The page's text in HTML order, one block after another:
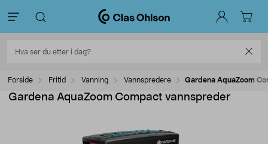
Forside Fritid Vanning Vannspredere Gardena AquaZoom
Gardena AquaZoom Compact vannspreder